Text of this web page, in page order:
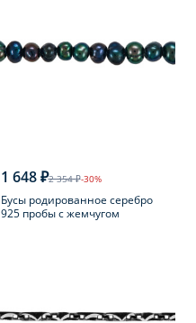
1 648 ₽2 354 ₽-30%
Бусы родированное серебро
925 пробы с жемчугом